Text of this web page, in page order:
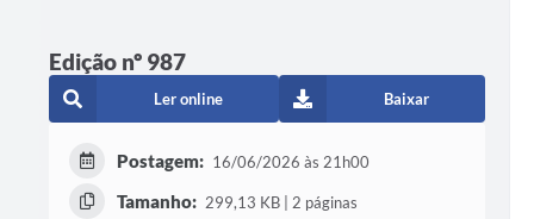
Edição nº 987
Ler online Baixar
Postagem: 16/06/2026 às 21h00
Tamanho: 299,13 KB | 2 páginas